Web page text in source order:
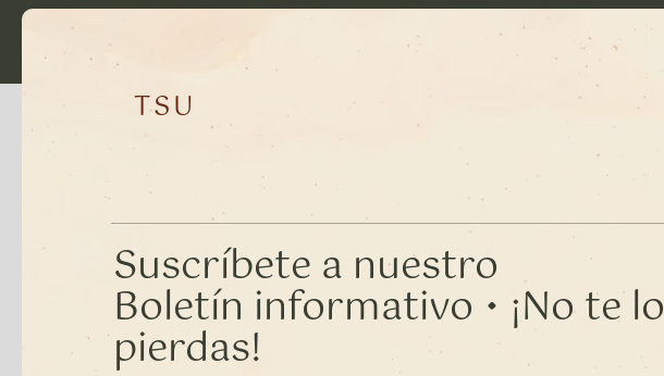
TSU
Suscríbete a nuestro
Boletín informativo • ¡No te lo
pierdas!